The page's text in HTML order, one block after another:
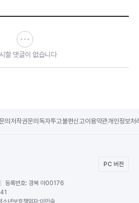
할 댓글이 없습니다
의 저작권문의 독자투고불편신고이용약관개인정보처
PC 버전
등록번호: 경북 아00176
소년보호책임자:이민숙